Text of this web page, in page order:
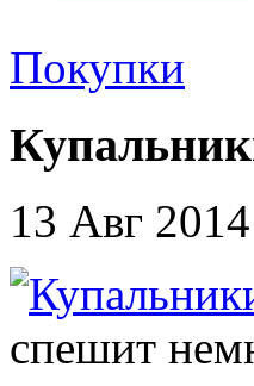
Покупки
13 Авг 2014
спешит